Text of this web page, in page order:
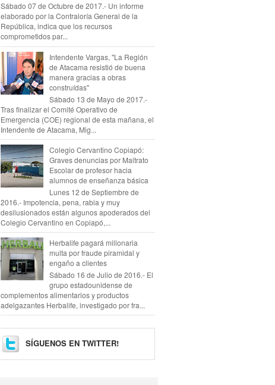
Sábado 07 de Octubre de 2017.- Un informe
elaborado por la Contraloría General de la
República, indica que los recursos
comprometidos par...
Intendente Vargas, "La Región
de Atacama resistió de buena
manera gracias a obras
construídas"
Sábado 13 de Mayo de 2017.-
Tras finalizar el Comité Operativo de
Emergencia (COE) regional de esta mañana, el
Intendente de Atacama, Mig...
Colegio Cervantino Copiapó:
Graves denuncias por Maltrato
Escolar de profesor hacia
alumnos de enseñanza básica
Lunes 12 de Septiembre de
2016.- Impotencia, pena, rabia y muy
desilusionados están algunos apoderados del
Colegio Cervantino en Copiapó,...
Herbalife pagará millonaria
multa por fraude piramidal y
engaño a clientes
Sábado 16 de Julio de 2016.- El
grupo estadounidense de
complementos alimentarios y productos
adelgazantes Herbalife, investigado por fra...
SÍGUENOS EN TWITTER!